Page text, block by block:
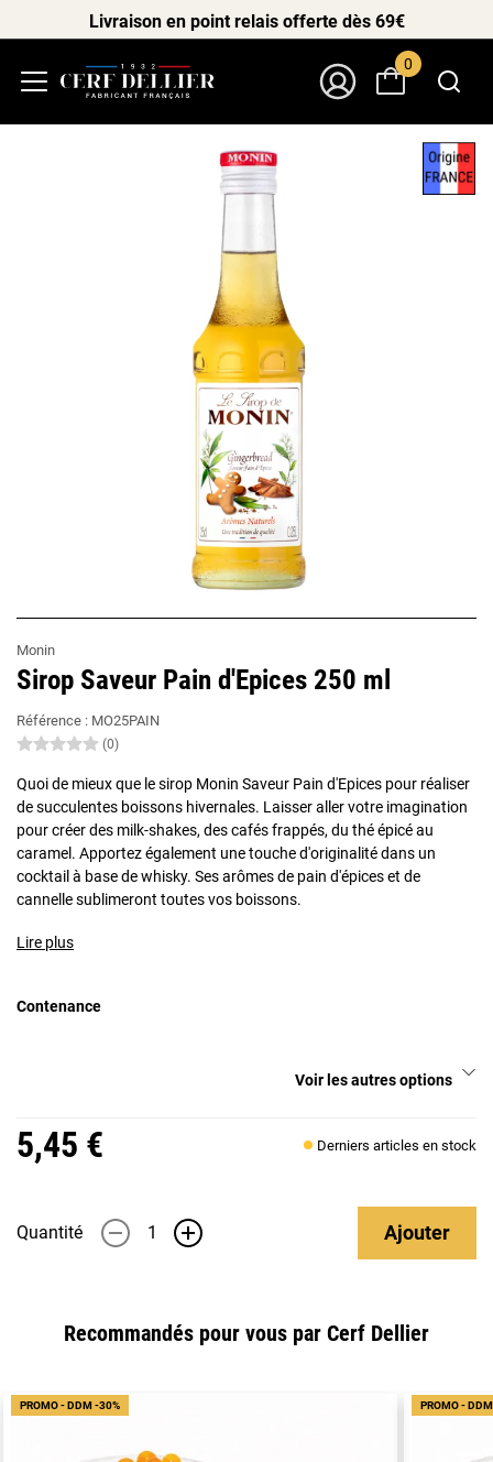
Livraison en point relais offerte dès 69€
0
Monin
Sirop Saveur Pain d'Epices 250 ml
Référence : MO25PAIN
(0)
Quoi de mieux que le sirop Monin Saveur Pain d'Epices pour réaliser
de succulentes boissons hivernales. Laisser aller votre imagination
pour créer des milk-shakes, des cafés frappés, du thé épicé au
caramel. Apportez également une touche d'originalité dans un
cocktail à base de whisky. Ses arômes de pain d'épices et de
cannelle sublimeront toutes vos boissons.
Lire plus
Contenance
Voir les autres options
5,45 € Derniers articles en stock
Quantité - + Ajouter
Recommandés pour vous par Cerf Dellier
PROMO - DDM -30% PROMO -